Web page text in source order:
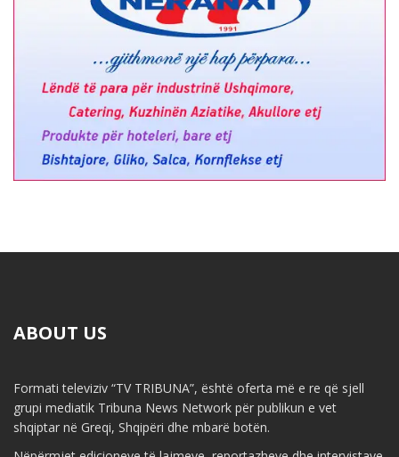
ABOUT US
Formati televiziv “TV TRIBUNA”, është oferta më e re që sjell
grupi mediatik Tribuna News Network për publikun e vet
shqiptar në Greqi, Shqipëri dhe mbarë botën.